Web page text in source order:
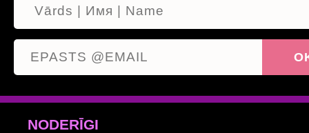
NODERĪGI